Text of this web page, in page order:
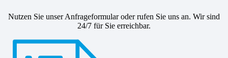
Nutzen Sie unser Anfrageformular oder rufen Sie uns an. Wir sind
24/7 für Sie erreichbar.